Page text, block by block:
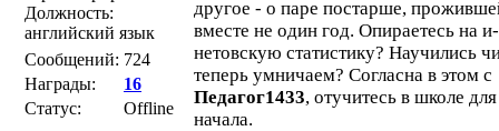
Должность:
английский язык
Сообщений: 724
Награды:
16
Статус:
Offline
другое - о паре постарше,
вместе не один год. Опираетесь на и-
нетовскую статистику? Научились
теперь умничаем? Согласна в этом с
Педагог1433, отучитесь в школе для
начала.